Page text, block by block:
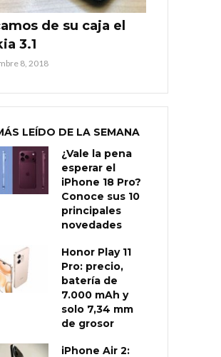
de su caja el
3.1
8, 2018
LEÍDO DE LA SEMANA
¿Vale la pena
esperar el
iPhone 18 Pro?
Conoce sus 10
principales
novedades
Honor Play 11
Pro: precio,
batería de
7.000 mAh y
solo 7,34 mm
de grosor
iPhone Air 2: